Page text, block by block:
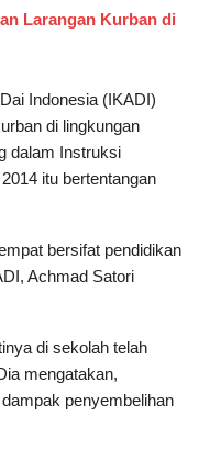
Indonesia (IKADI)
di lingkungan
dalam Instruksi
itu bertentangan
bersifat pendidikan
Achmad Satori
di sekolah telah
mengatakan,
penyembelihan